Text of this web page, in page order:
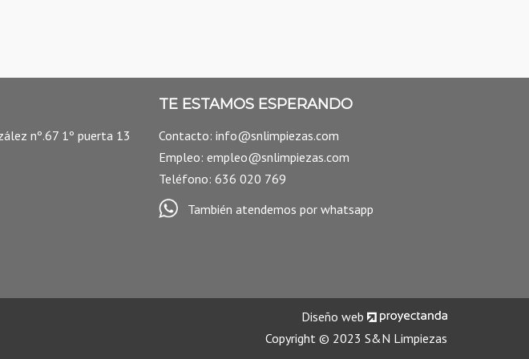
nº.67 1º puerta 13
TE ESTAMOS ESPERANDO
Contacto: info@snlimpiezas.com
Empleo: empleo@snlimpiezas.com
Teléfono: 636 020 769
También atendemos por whatsapp
Diseño web
Copyright © 2023 S&N Limpiezas